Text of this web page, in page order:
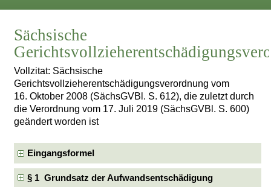
Sächsische
Vollzitat: Sächsische
Gerichtsvollzieherentschädigungsverordnung vom
16. Oktober 2008 (SächsGVBl. S. 612), die zuletzt durch
die Verordnung vom 17. Juli 2019 (SächsGVBl. S. 600)
geändert worden ist
Eingangsformel
§ 1 Grundsatz der Aufwandsentschädigung